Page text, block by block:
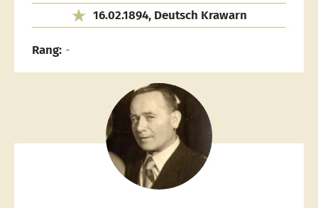
16.02.1894, Deutsch Krawarn
Rang: -